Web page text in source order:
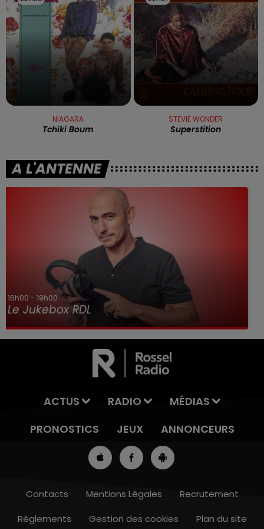
13h00 - 16h00
NIAGARA
Tchiki Boum
STEVIE WONDER
Superstition
A L'ANTENNE
7h00 - 10h00
Debout c'est l'heure
ACTUS RADIO
MÉDIAS
PRONOSTICS
JEUX ANNONCEURS
Contacts Mentions Légales
Recrutement
Règlements
Gestion des cookies Plan du site